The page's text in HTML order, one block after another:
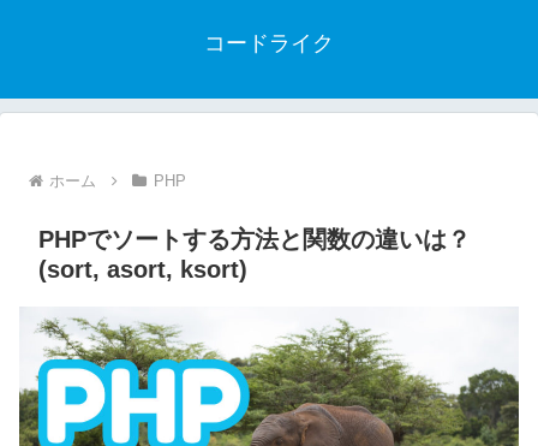
コードライク
ホーム PHP
PHPでソートする方法と関数の違いは？
(sort, asort, ksort)